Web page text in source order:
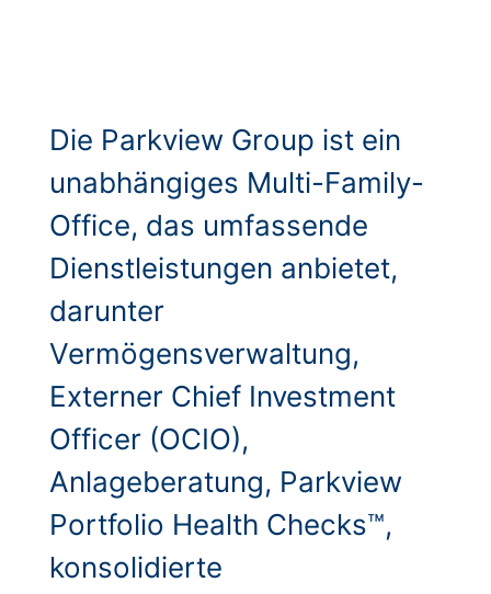
Die Parkview Group ist ein
unabhängiges Multi-Family-
Office, das umfassende
Dienstleistungen anbietet,
darunter
Vermögensverwaltung,
Externer Chief Investment
Officer (OCIO),
Anlageberatung, Parkview
Portfolio Health Checks™,
konsolidierte